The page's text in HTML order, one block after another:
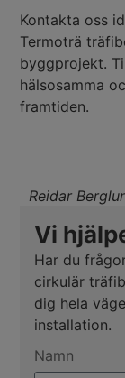
Kontakta oss
Termoträ
byggprojekt.
hälsosamma
framtiden.
Vi
Har du
cirkulär
dig hela
installation.
Namn
Reidar